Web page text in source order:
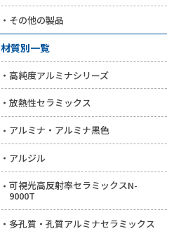
その他の製品
材質別一覧
高純度アルミナシリーズ
放熱性セラミックス
アルミナ・アルミナ黒色
アルジル
可視光高反射率セラミックスN-
9000T
多孔質・孔質アルミナセラミックス